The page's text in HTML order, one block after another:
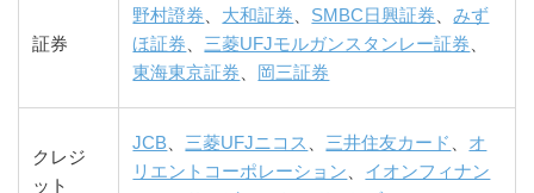
証券
野村證券、 大和証券、 SMBC日興証券、みず
ほ証券、三菱UFJモルガンスタンレー証券、
東海東京証券、 岡三証券
クレジ
ット
JCB、三菱UFJニコス 、三井住友カード 、 オ
リエントコーポレーション、 イオンフィナン